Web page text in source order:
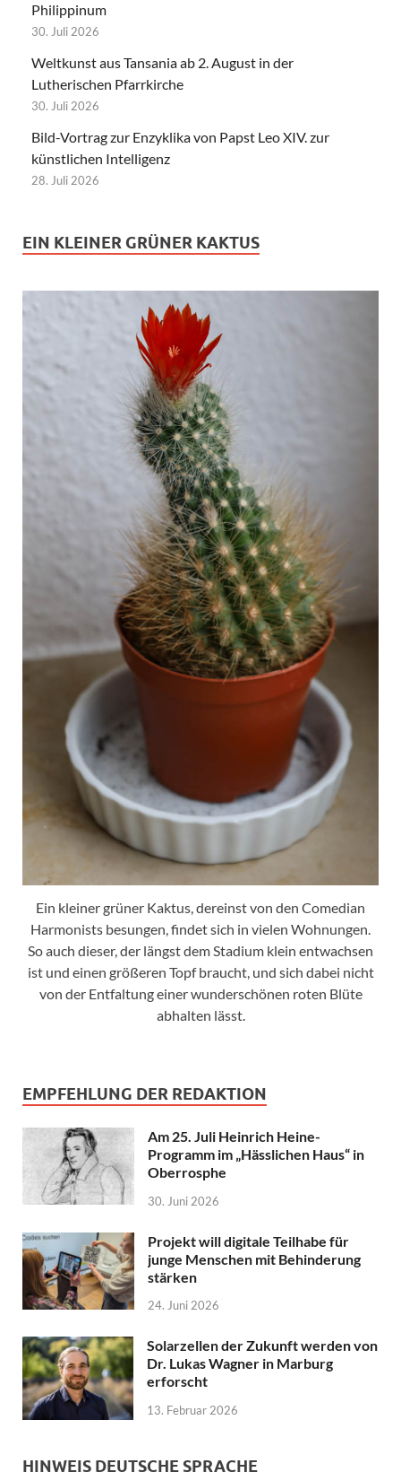
Philippinum
30. Juli 2026
Weltkunst aus Tansania ab 2. August in der
Lutherischen Pfarrkirche
30. Juli 2026
Bild-Vortrag zur Enzyklika von Papst Leo XIV. zur
künstlichen Intelligenz
28. Juli 2026
EIN KLEINER GRÜNER KAKTUS
Ein kleiner grüner Kaktus, dereinst von den Comedian
Harmonists besungen, findet sich in vielen Wohnungen.
So auch dieser, der längst dem Stadium klein entwachsen
ist und einen größeren Topf braucht, und sich dabei nicht
von der Entfaltung einer wunderschönen roten Blüte
abhalten lässt.
EMPFEHLUNG DER REDAKTION
Am 25. Juli Heinrich Heine-
Programm im „Hässlichen Haus“ in
Oberrosphe
30. Juni 2026
Projekt will digitale Teilhabe für
junge Menschen mit Behinderung
stärken
24. Juni 2026
Solarzellen der Zukunft werden von
Dr. Lukas Wagner in Marburg
erforscht
13. Februar 2026
HINWEIS DEUTSCHE SPRACHE